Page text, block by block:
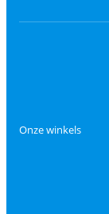
Onze winkels